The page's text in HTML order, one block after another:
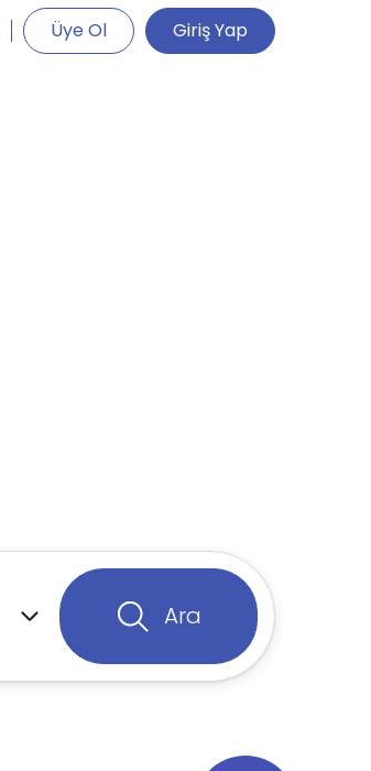
Üye Ol Giriş Yap
Ara